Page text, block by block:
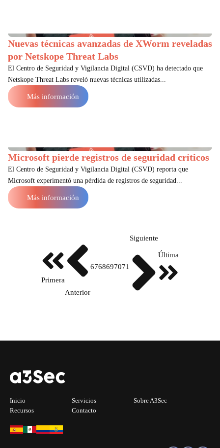
Nuevas técnicas avanzadas de XWorm reveladas
por Netskope Threat Labs
El Centro de Seguridad y Vigilancia Digital (CSVD) ha detectado que
Netskope Threat Labs reveló nuevas técnicas utilizadas...
Más información
Microsoft pierde registros de seguridad críticos
El Centro de Seguridad y Vigilancia Digital (CSVD) reporta que
Microsoft experimentó una pérdida de registros de seguridad...
Más información
Primera
Anterior
6768697071
Siguiente
Última
Inicio Servicios
Sobre A3Sec
Recursos
Contacto